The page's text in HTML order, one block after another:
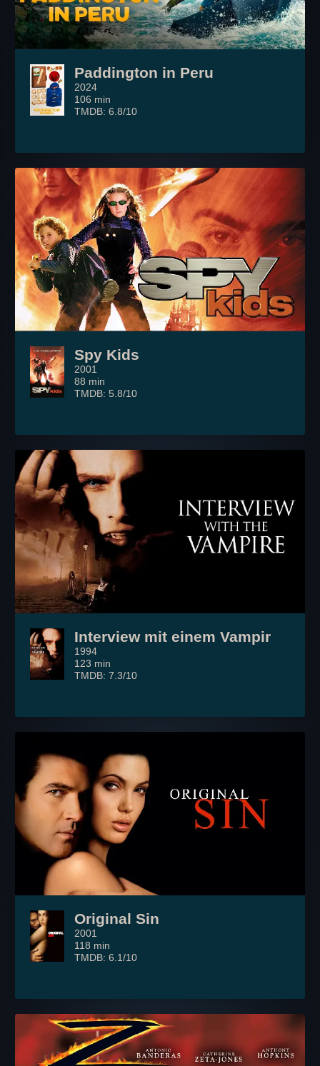
Paddington in Peru
2024
106 min
TMDB: 6.8/10
Spy Kids
2001
88 min
TMDB: 5.8/10
Interview mit einem Vampir
1994
123 min
TMDB: 7.3/10
Original Sin
2001
118 min
TMDB: 6.1/10